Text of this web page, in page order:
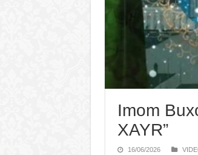
Imom
XAYR”
16/06/2026